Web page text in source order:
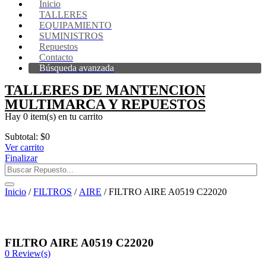
Inicio
TALLERES
EQUIPAMIENTO
SUMINISTROS
Repuestos
Contacto
Búsqueda avanzada
TALLERES DE MANTENCION
MULTIMARCA Y REPUESTOS
Hay 0 item(s) en tu carrito
Subtotal: $0
Ver carrito
Finalizar
Inicio /FILTROS / AIRE / FILTRO AIRE A0519 C22020
FILTRO AIRE A0519 C22020
0 Review(s)